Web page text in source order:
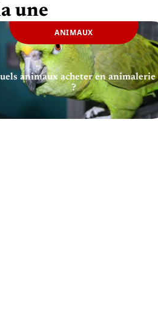
une
ANIMAUX
animaux acheter en animalerie
?